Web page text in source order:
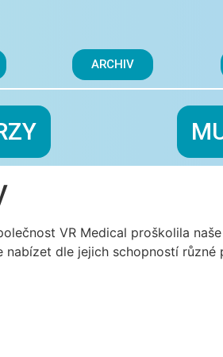
ARCHIV
VR Medical proškolila
dle jejich schopností